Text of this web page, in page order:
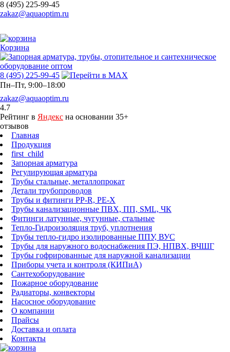
8 (495) 225-99-45
zakaz@aquaoptim.ru
Корзина
8 (495) 225-99-45
Пн–Пт, 9:00–18:00
zakaz@aquaoptim.ru
4.7
Рейтинг в Яндекс на основании 35+
отзывов
Главная
Продукция
first_child
Запорная арматура
Регулирующая арматура
Трубы стальные, металлопрокат
Детали трубопроводов
Трубы и фитинги PP-R, PE-X
Трубы канализационные ПВХ, ПП, SML, ЧК
Фитинги латунные, чугунные, стальные
Тепло-Гидроизоляция труб, уплотнения
Трубы тепло-гидро изолированные ППУ, ВУС
Трубы для наружного водоснабжения ПЭ, НПВХ, ВЧШГ
Трубы гофрированные для наружной канализации
Приборы учета и контроля (КИПиА)
Сантехоборудование
Пожарное оборудование
Радиаторы, конвекторы
Насосное оборудование
О компании
Прайсы
Доставка и оплата
Контакты